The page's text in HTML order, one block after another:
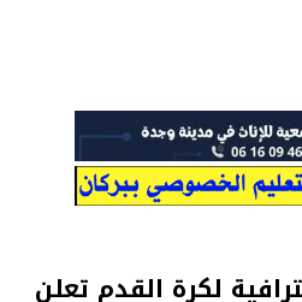
لكرة القدم تعلن